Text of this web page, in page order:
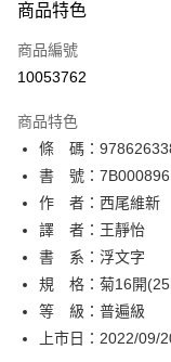
信用卡一次付款
超商取貨付款
相關說明
【關於「AFTEE先享後
AFTEE先享後付是「在
便利好安心！
１．簡單：不需註冊會
２．便利：只要手機號碼
３．安心：先確認商品
【「AFTEE先享後付」
１．於結帳方式選擇「
結帳頁面，進行簡訊認
２．訂單成立數日內，
ATM付款
運送方式
全家取貨付款
每筆NT$80，滿
付款後全家取貨
商品特色
商品編號
10053762
商品特色
條 碼：
書 號：7B000896
作 者：西尾維新
譯 者：王靜怡
書 系：浮文字
規 格：菊16開
等 級：普遍級
上市日：2022/09/